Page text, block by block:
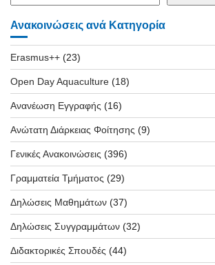
Ανακοινώσεις ανά Κατηγορία
Erasmus++ (23)
Open Day Aquaculture (18)
Ανανέωση Εγγραφής (16)
Ανώτατη Διάρκειας Φοίτησης (9)
Γενικές Ανακοινώσεις (396)
Γραμματεία Τμήματος (29)
Δηλώσεις Μαθημάτων (37)
Δηλώσεις Συγγραμμάτων (32)
Διδακτορικές Σπουδές (44)